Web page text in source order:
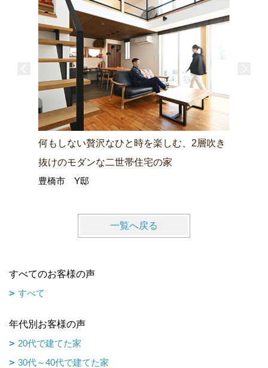
何もしない贅沢なひと時を楽しむ、2層吹き
抜けのモダンな二世帯住宅の家
豊橋市 Y邸
一覧へ戻る
すべてのお客様の声
すべて
年代別お客様の声
20代で建てた家
30代～40代で建てた家